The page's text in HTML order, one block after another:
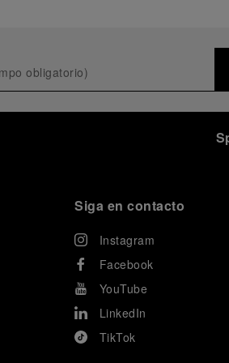
Siga en contacto
Instagram
Facebook
YouTube
LinkedIn
TikTok